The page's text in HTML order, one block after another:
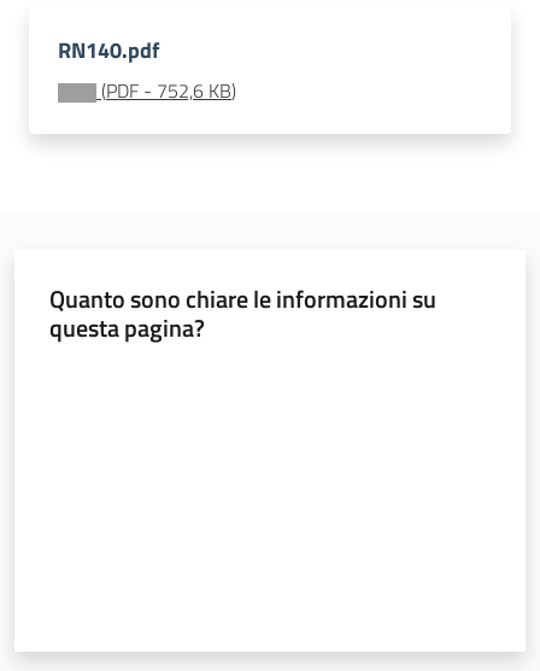
paesaggistiche
Risorse
RN140.pdf
(PDF - 752,6 KB)
Quanto sono chiare le informazioni su
questa pagina?